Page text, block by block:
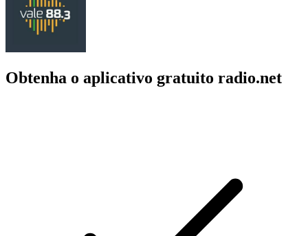
Obtenha o aplicativo gratuito radio.net